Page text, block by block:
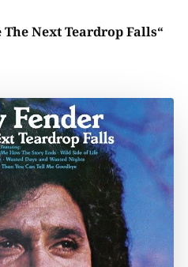
TheNext Teardrop Falls“